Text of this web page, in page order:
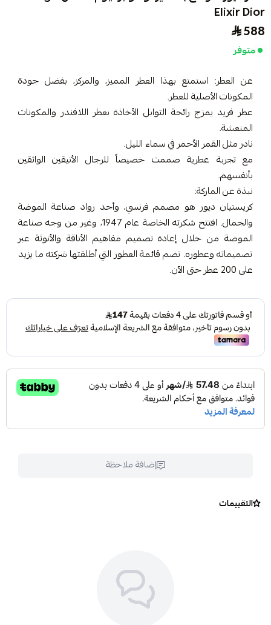
Elixir Dior
588
متوفر
عن العطر: استمتع بهذا العطر المميز، والمركز، بفضل جودة
المكونات الأصلية للعطر.
عطر فريد يمزج رائحة التوابل الأخاذة بعطر اللافندر والمكونات
المنعشة.
نادر مثل القمر الأحمر في سماء الليل.
مع تجربة عطرية صممت خصيصاً للرجال الأنيقين الواثقين
بأنفسهم.
نبذة عن الماركة:
كريستيان ديور هو مصمم فرنسي، وأحد رواد صناعة الموضة
والجمال. افتتح شكرته الخاصة عام 1947، وغير من وجه صناعة
الموضة من خلال إعادة تصميم مفاهيم الأناقة والأنوثة عبر
تصميماته وعطوره. تضم قائمة العطور التي أطلقتها شركته ما يزيد
على 200 عطر حتى الآن.
إضافة ملاحظة
التقييمات